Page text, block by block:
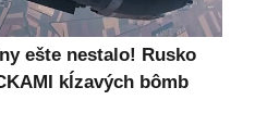
ešte nestalo! Rusko
kĺzavých bômb